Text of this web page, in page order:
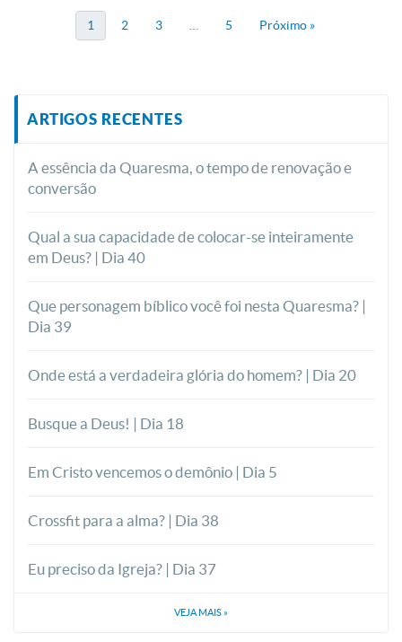
1 2 3 5 Próximo »
ARTIGOS RECENTES
A essência da Quaresma, o tempo de renovação e
conversão
Qual a sua capacidade de colocar-se inteiramente
em Deus? | Dia 40
Que personagem bíblico você foi nesta Quaresma? |
Dia 39
Onde está a verdadeira glória do homem? | Dia 20
Busque a Deus! | Dia 18
Em Cristo vencemos o demônio | Dia 5
Crossfit para a alma? | Dia 38
Eu preciso da Igreja? | Dia 37
VEJA MAIS »